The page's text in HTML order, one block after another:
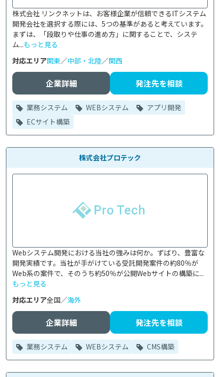
株式会社 リンクネットは、お客様企業が信頼できるITシステム
開発会社を選択する際には、5つの基準があると考えています。
まずは、「段取りや仕事の進め方」に関することで、システ
ム...もっと見る
対応エリア関東／中部・北陸／関西
企業詳細 発注先を相談
業務システム WEBシステム
アプリ開発
ECサイト構築
株式会社プロテック
Webシステム開発における当社の強みは何か。ずばり、豊富な
開発実績です。当社が手がけている受託開発案件の約80％が
Web系の案件で、そのうち約50％が公開Webサイトの構築に...
もっと見る
対応エリア全国／海外
企業詳細 発注先を相談
業務システム WEBシステム CMS構築